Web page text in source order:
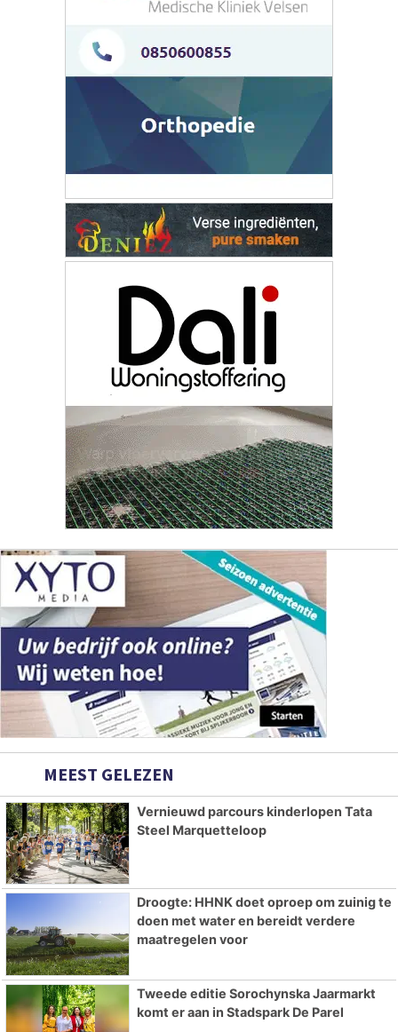
MEEST GELEZEN
Vernieuwd parcours kinderlopen Tata
Steel Marquetteloop
Droogte: HHNK doet oproep om zuinig te
doen met water en bereidt verdere
maatregelen voor
Tweede editie Sorochynska Jaarmarkt
komt er aan in Stadspark De Parel